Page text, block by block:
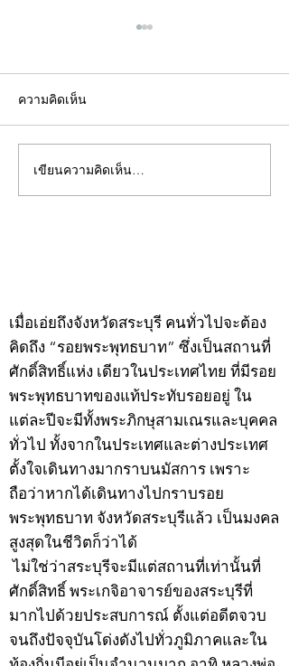
คอลัมน์"จับชีพจรวงการ
พระ"ประจำพุธที่ 29
ความคิดเห็น
เขียนความคิดเห็น…
เมื่อเอ่ยถึงจังหวัดสระบุรี คนทั่วไปจะต้อง
คิดถึง “รอยพระพุทธบาท” ซึ่งเป็นสถานที่
ศักดิ์สิทธิ์แห่ง เดียวในประเทศไทย ที่มีรอย
พระพุทธบาทของแท้ประทับรอยอยู่ ใน
แต่ละปีจะมีทั้งพระภิกษุสามเณรและบุคคล
ทั่วไป ทั้งจากในประเทศและต่างประเทศ
ตั้งใจเดินทางมากราบนมัสการ เพราะ
ถือว่าหากได้เดินทางไปกราบรอย
พระพุทธบาท จังหวัดสระบุรีแล้ว เป็นมงคล
สูงสุดในชีวิตก็ว่าได้
ไม่ใช่ว่าสระบุรีจะมีแต่สถานที่เท่านั้นที่
ศักดิ์สิทธิ์ พระเกจิอาจารย์ของสระบุรีที่
มากไปด้วยประสบการณ์ ตั้งแต่อดีตจวบ
จนถึงปัจจุบันโด่งดังไปทั่วภูมิภาคและใน